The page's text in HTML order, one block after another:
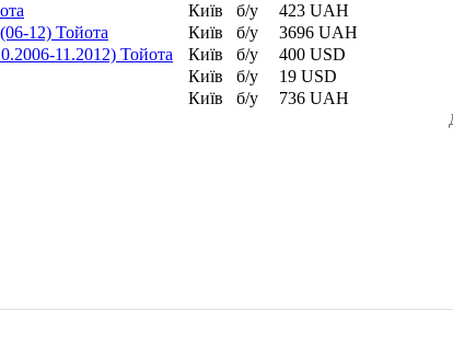
Київ б/у
423 UAH
12) Тойота
Київ б/у
3696 UAH
11.2012) Тойота
Київ б/у
400 USD
Київ б/у
19 USD
Київ б/у 736 UAH